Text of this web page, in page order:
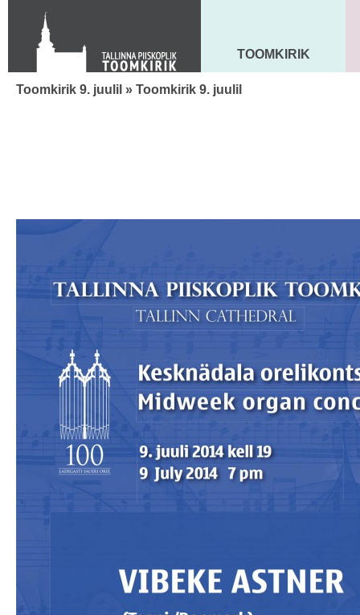
Toom-Kooli 6, 10130 TALLINN
tallinna.toom
+372 644 4140
MAARJA KIRIK
TOOMKIRIK
Toomkirik 9. juulil » Toomkirik 9. juulil